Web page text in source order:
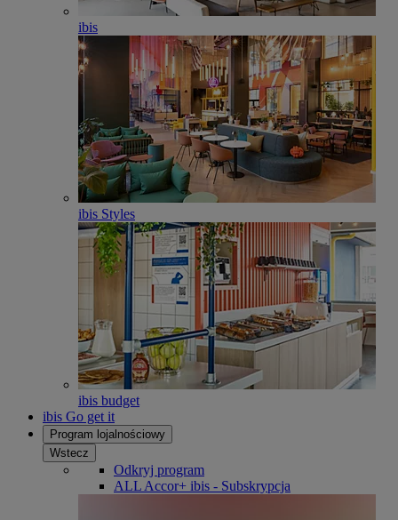
ibis
ibis Styles
ibis budget
ibis Go get it
Program lojalnościowy
Wstecz
Odkryj program
ALL Accor+ ibis - Subskrypcja